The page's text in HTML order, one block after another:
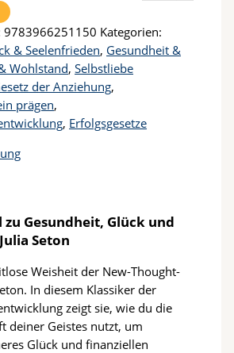
9783966251150 Kategorien:
& Seelenfrieden, Gesundheit &
Wohlstand,Selbstliebe
der Anziehung,
prägen,
, Erfolgsgesetze
zu Gesundheit, Glück und
Seton
Weisheit der New-Thought-
In diesem Klassiker der
zeigt sie, wie du die
deiner Geistes nutzt, um
Glück und finanziellen